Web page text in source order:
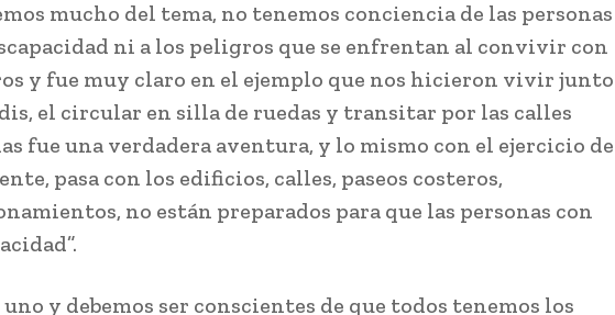
mucho del tema, no tenemos conciencia de las personas
ni a los peligros que se enfrentan al convivir con
y fue muy claro en el ejemplo que nos hicieron vivir junto
el circular en silla de ruedas y transitar por las calles
fue una verdadera aventura, y lo mismo con el ejercicio de
pasa con los edificios, calles, paseos costeros,
no están preparados para que las personas con
uno y debemos ser conscientes de que todos tenemos los